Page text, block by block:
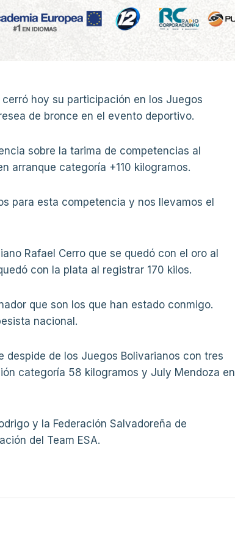
hoy su participación en los Juegos
de bronce en el evento deportivo.
sobre la tarima de competencias al
arranque categoría +110 kilogramos.
para esta competencia y nos llevamos el
Rafael Cerro que se quedó con el oro al
con la plata al registrar 170 kilos.
que son los que han estado conmigo.
nacional.
despide de los Juegos Bolivarianos con tres
categoría 58 kilogramos y July Mendoza en
y la Federación Salvadoreña de
del Team ESA.